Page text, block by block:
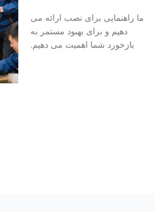
ما راهنمایی برای نصب ارائه می
دهیم و برای بهبود مستمر به
بازخورد شما اهمیت می دهیم.